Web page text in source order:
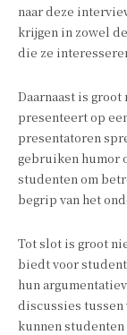
naar deze
krijgen in zowel
die ze
Daarnaast is
presenteert op
presentatoren
gebruiken humor
studenten om
begrip van het
Tot slot is groot
biedt voor
hun
discussies
kunnen